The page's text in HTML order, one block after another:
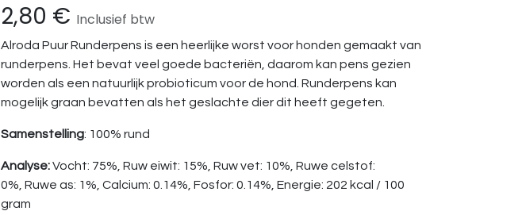
2,80 € Inclusief btw
Alroda Puur Runderpens is een heerlijke worst voor honden gemaakt van
runderpens. Het bevat veel goede bacteriën, daarom kan pens gezien
worden als een natuurlijk probioticum voor de hond. Runderpens kan
mogelijk graan bevatten als het geslachte dier dit heeft gegeten.
Samenstelling: 100% rund
Analyse:Vocht: 75%, Ruw eiwit: 15%, Ruw vet: 10%, Ruwe celstof:
0%, Ruwe as: 1%, Calcium: 0.14%, Fosfor: 0.14%, Energie: 202 kcal / 100
gram